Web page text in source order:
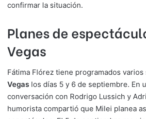
confirmar la situación.
Planes de
Vegas
Fátima Flórez tiene programados varios
Vegas los días 5 y 6 de septiembre. En
conversación con Rodrigo Lussich y
humorista compartió que Milei planea